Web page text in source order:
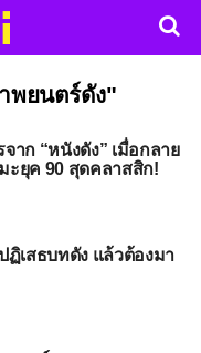
พยนตร์ดัง"
าก “หนังดัง” เมื่อกลาย
ะยุค 90 สุดคลาสสิก!
ฏิเสธบทดัง แล้วต้องมา